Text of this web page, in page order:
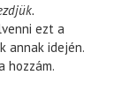
ezt a
annak idején.
hozzám.